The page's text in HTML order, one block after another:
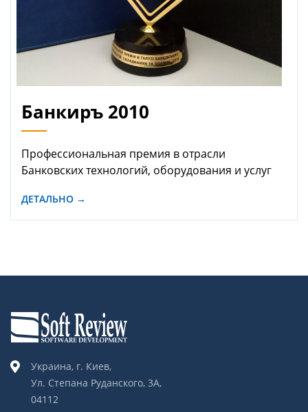
Банкиръ 2010
Профессиональная премия в отрасли
Банковских технологий, оборудования и услуг
ДЕТАЛЬНО →
Украина, г. Киев,
Ул. Степана Руданского, 3А,
04112